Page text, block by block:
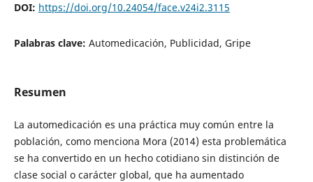
DOI: https://doi.org/10.24054/face.v24i2.3115
Palabras clave: Automedicación, Publicidad, Gripe
Resumen
La automedicación es una práctica muy común entre la
población, como menciona Mora (2014) esta problemática
se ha convertido en un hecho cotidiano sin distinción de
clase social o carácter global, que ha aumentado